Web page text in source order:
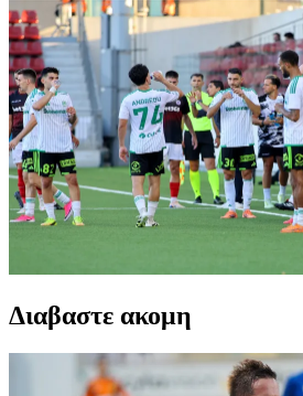
Διαβαστε ακομη